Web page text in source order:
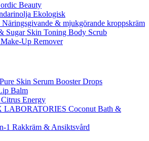
Beauty
Ekologisk
& mjukgörande kroppskräm
Sugar Skin Toning Body Scrub
Up Remover
Skin Serum Booster Drops
Balm
Energy
Coconut Bath &
1 Rakkräm & Ansiktsvård